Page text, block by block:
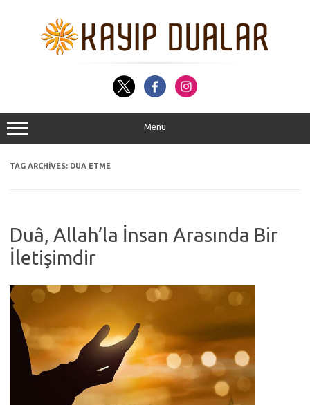
Menu
TAG ARCHIVES: DUA ETME
Duâ, Allah’la İnsan Arasında Bir
İletişimdir